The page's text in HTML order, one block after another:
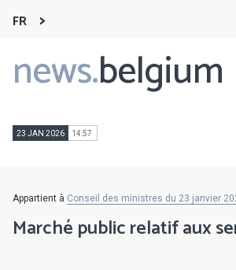
FR
news.belgium
Main
navigation
23 JAN 2026 14:57
Appartient à Conseil des ministres du 23 janvier
Marché public relatif aux